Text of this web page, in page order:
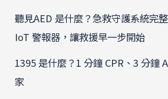
聽見AED 是什麼？急救守護系統完
IoT 警報器，讓救援早一步開始
1395 是什麼？1 分鐘 CPR、3 分鐘
家